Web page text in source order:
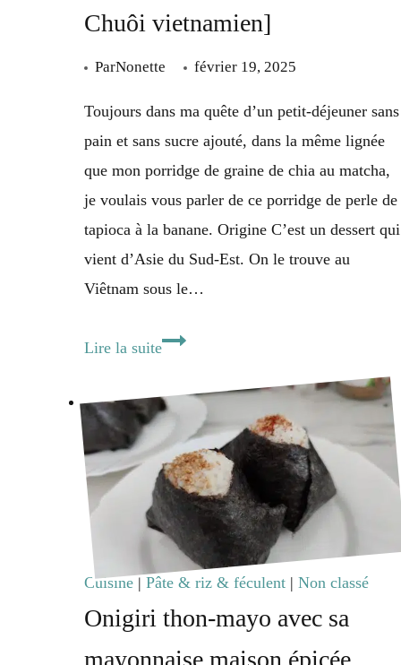
framboise,
cacahuète,
rose,
chocolat,
praliné,
citron…]
Chuôi vietnamien]
ParNonette février 19, 2025
Toujours dans ma quête d’un petit-déjeuner sans
pain et sans sucre ajouté, dans la même lignée
que mon porridge de graine de chia au matcha,
je voulais vous parler de ce porridge de perle de
tapioca à la banane. Origine C’est un dessert qui
vient d’Asie du Sud-Est. On le trouve au
Viêtnam sous le…
Lire la suitePorridge
perles
tapioca,
banane
&
lait
de
coco
[Chè
Cuisine | Pâte & riz & féculent | Non classé
Onigiri thon-mayo avec sa
mayonnaise maison épicée